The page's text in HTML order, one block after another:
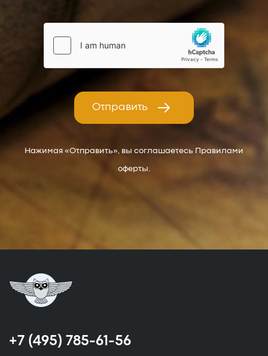
Отправить
Нажимая «Отправить», вы соглашаетесь Правилами
оферты.
+7 (495) 785-61-56